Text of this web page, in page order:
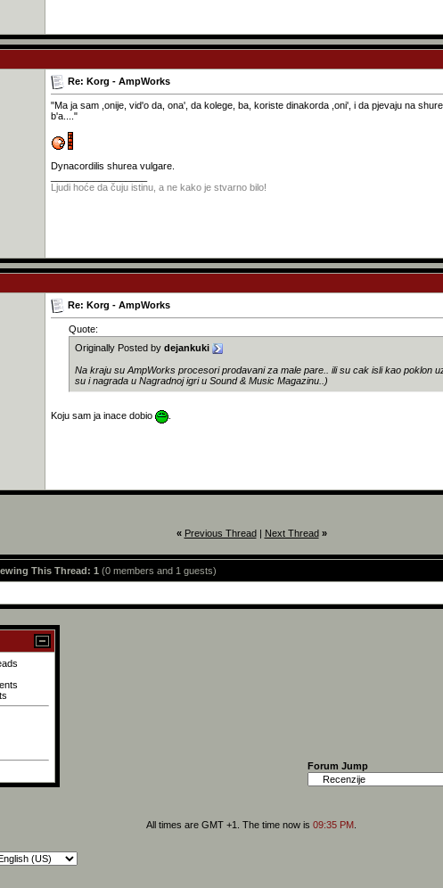
Re: Korg - AmpWorks
"Ma ja sam ,onije, vid'o da, ona', da kolege, ba, koriste dinakorda ,oni', i da pjevaju na
b'a...."
Dynacordilis shurea vulgare.
Ljudi hoće da čuju istinu, a ne kako je stvarno bilo!
Re: Korg - AmpWorks
Quote:
Originally Posted by dejankuki
Na kraju su AmpWorks procesori prodavani za male pare.. ili su cak isli kao poklon
su i nagrada u Nagradnoj igri u Sound & Music Magazinu..)
Koju sam ja inace dobio
« Previous Thread| Next Thread »
This Thread: 1 (0 members and 1 guests)
Forum Jump
All times are GMT +1. The time now is 09:35 PM